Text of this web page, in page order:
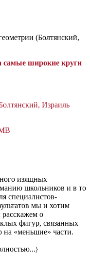
самые широкие круги
Израиль
изящных
школьников и в то
специалнстов-
мы и хотим
о
фигур, связанных
на «меньшие» части.
}